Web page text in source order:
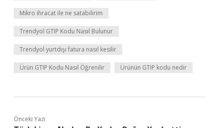
Mikro ihracat ile ne satabilirim
Trendyol GTIP Kodu Nasıl Bulunur
Trendyol yurtdışı fatura nasıl kesilir
Ürün GTIP Kodu Nasıl Öğrenilir Ürünün GTIP kodu nedir
Önceki Yazı